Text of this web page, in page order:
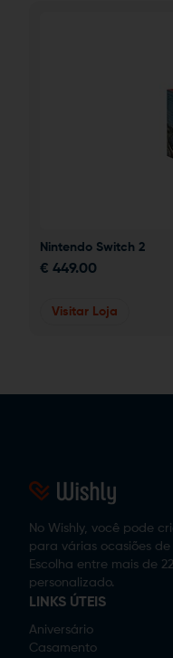
Nintendo Switch 2
€ 449.00
Visitar Loja
No Wishly, você pode
para várias ocasiões
Escolha entre mais de
personalizado.
LINKS ÚTEIS
Aniversário
Casamento